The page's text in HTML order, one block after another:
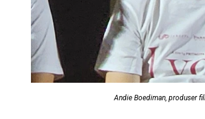
Andie Boediman, produser